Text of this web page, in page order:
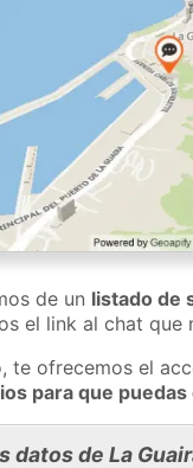
de un listado de
el link al chat que
te ofrecemos el
para que
datos de La